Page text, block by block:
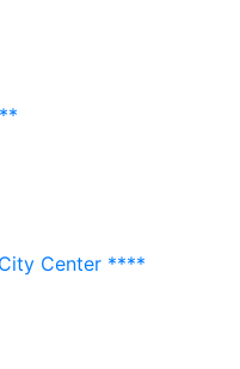
Center ****